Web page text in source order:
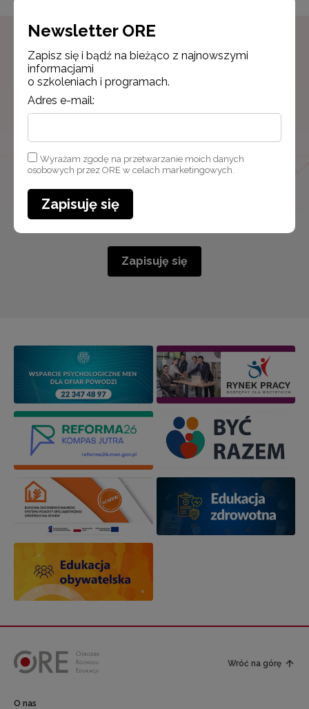
Newsletter ORE
Zapisz się i bądź na bieżąco z najnowszymi
o szkoleniach i programach.
Wyrażam zgodę na przetwarzanie moich danych osobowych
przez ORE w celach marketingowych.
Zapisuję się
Wróć na górę
O nas
Newsletter ORE
Zapisz się i bądź na bieżąco z najnowszymi
informacjami
o szkoleniach i programach.
Adres e-mail:
Wyrażam zgodę na przetwarzanie moich danych
osobowych przez ORE w celach marketingowych.
Zapisuję się